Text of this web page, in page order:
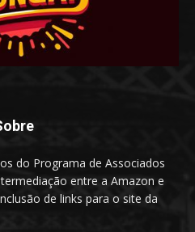
do Programa de Associados
entre a Amazon e
de links para o site da